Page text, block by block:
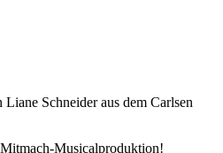
Schneider aus dem Carlsen
Musicalproduktion!